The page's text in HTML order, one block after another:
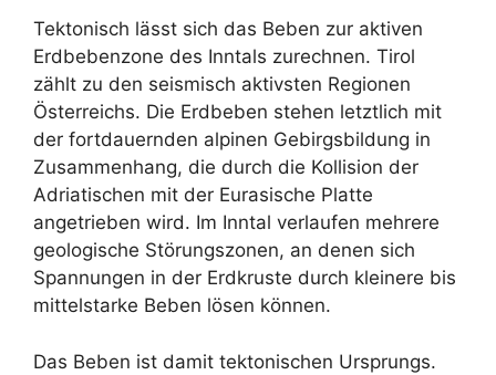
Tektonisch lässt sich das Beben zur aktiven
Erdbebenzone des Inntals zurechnen. Tirol
zählt zu den seismisch aktivsten Regionen
Österreichs. Die Erdbeben stehen letztlich mit
der fortdauernden alpinen Gebirgsbildung in
Zusammenhang, die durch die Kollision der
Adriatischen mit der Eurasische Platte
angetrieben wird. Im Inntal verlaufen mehrere
geologische Störungszonen, an denen sich
Spannungen in der Erdkruste durch kleinere bis
mittelstarke Beben lösen können.
Das Beben ist damit tektonischen Ursprungs.